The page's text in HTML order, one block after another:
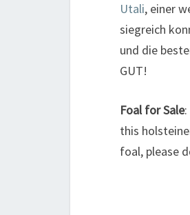
Utali, einer
siegreich
und die
GUT!
Foal for Sale
this
foal, please